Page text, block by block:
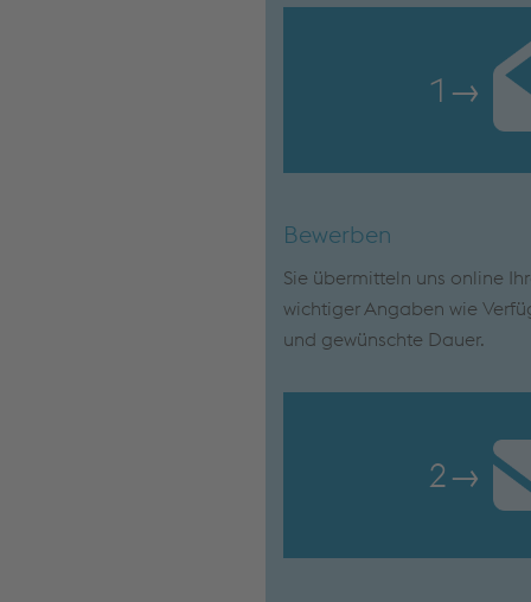
1 →
Bewerben
Sie übermitteln uns online
wichtiger Angaben wie
und gewünschte Dauer.
2→